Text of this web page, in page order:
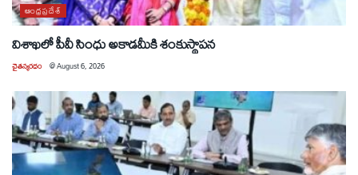
ఆంధ్రప్రదేశ్
విశాఖలో పీవీ సింధు అకాడమీకి శంకుస్థాపన
చైతన్యరధం @August 6, 2026